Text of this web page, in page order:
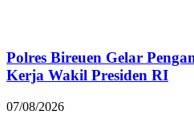
Polres Bireuen Gelar
Kerja Wakil Presiden RI
07/08/2026